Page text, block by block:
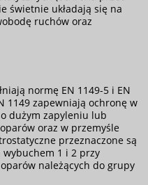
świetnie układają się na
ruchów oraz
normę EN 1149-5 i EN
1149 zapewniają ochronę w
dużym zapyleniu lub
oraz w przemyśle
przeznaczone są
1 i 2 przy
należących do grupy